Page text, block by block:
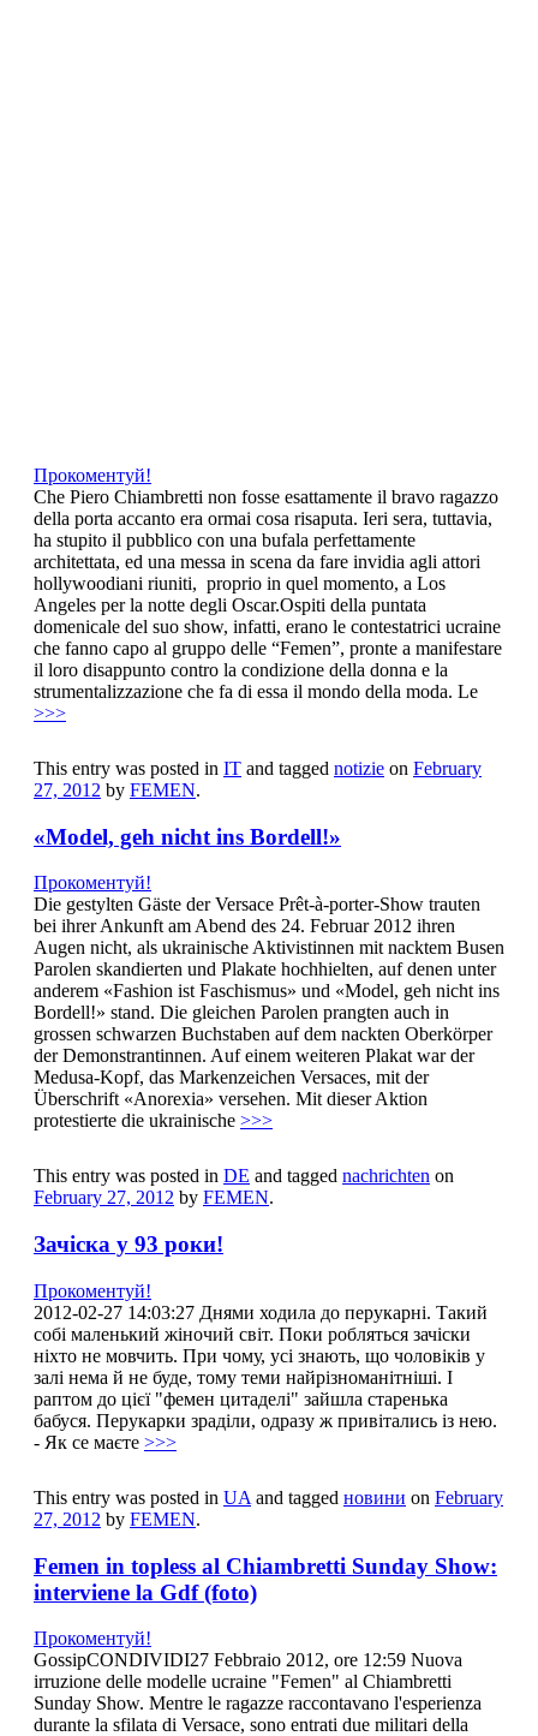
Прокоментуй!
Che Piero Chiambretti non fosse esattamente il bravo ragazzo
della porta accanto era ormai cosa risaputa. Ieri sera, tuttavia,
ha stupito il pubblico con una bufala perfettamente
architettata, ed una messa in scena da fare invidia agli attori
hollywoodiani riuniti, proprio in quel momento, a Los
Angeles per la notte degli Oscar.Ospiti della puntata
domenicale del suo show, infatti, erano le contestatrici ucraine
che fanno capo al gruppo delle “Femen”, pronte a manifestare
il loro disappunto contro la condizione della donna e la
strumentalizzazione che fa di essa il mondo della moda. Le
>>>
This entry was posted in IT and tagged notizie on February
27, 2012 by FEMEN.
«Model, geh nicht ins Bordell!»
Прокоментуй!
Die gestylten Gäste der Versace Prêt-à-porter-Show trauten
bei ihrer Ankunft am Abend des 24. Februar 2012 ihren
Augen nicht, als ukrainische Aktivistinnen mit nacktem Busen
Parolen skandierten und Plakate hochhielten, auf denen unter
anderem «Fashion ist Faschismus» und «Model, geh nicht ins
Bordell!» stand. Die gleichen Parolen prangten auch in
grossen schwarzen Buchstaben auf dem nackten Oberkörper
der Demonstrantinnen. Auf einem weiteren Plakat war der
Medusa-Kopf, das Markenzeichen Versaces, mit der
Überschrift «Anorexia» versehen. Mit dieser Aktion
protestierte die ukrainische >>>
This entry was posted in DE and tagged nachrichten on
February 27, 2012 by FEMEN.
Зачіска у 93 роки!
Прокоментуй!
2012-02-27 14:03:27 Днями ходила до перукарні. Такий
собі маленький жіночий світ. Поки робляться зачіски
ніхто не мовчить. При чому, усі знають, що чоловіків у
залі нема й не буде, тому теми найрізноманітніші. І
раптом до цієї "фемен цитаделі" зайшла старенька
бабуся. Перукарки зраділи, одразу ж привітались із нею.
- Як се маєте >>>
This entry was posted in UA and tagged новини on February
27, 2012 by FEMEN.
Femen in topless al Chiambretti Sunday Show:
interviene la Gdf (foto)
Прокоментуй!
GossipCONDIVIDI27 Febbraio 2012, ore 12:59 Nuova
irruzione delle modelle ucraine "Femen" al Chiambretti
Sunday Show. Mentre le ragazze raccontavano l'esperienza
durante la sfilata di Versace, sono entrati due militari della